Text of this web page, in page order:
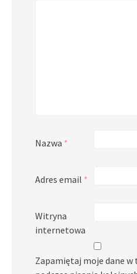
Nazwa *
Adres email *
Witryna
internetowa
Zapamiętaj moje dane w